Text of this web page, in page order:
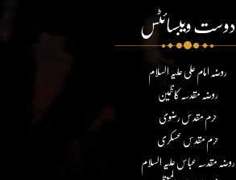
دوست ویبسائٹس
روضہ امام علی علیہ السلام
روضہ مقدسہ کاظمین
حرم مقدس رضوی
حرم مقدس عسکری
روضہ مقدسہ عباس علیہ السلام